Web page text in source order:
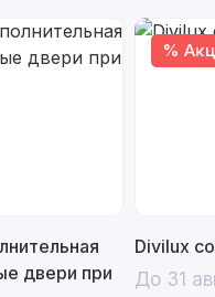
двери при
%
Divilux
До 31